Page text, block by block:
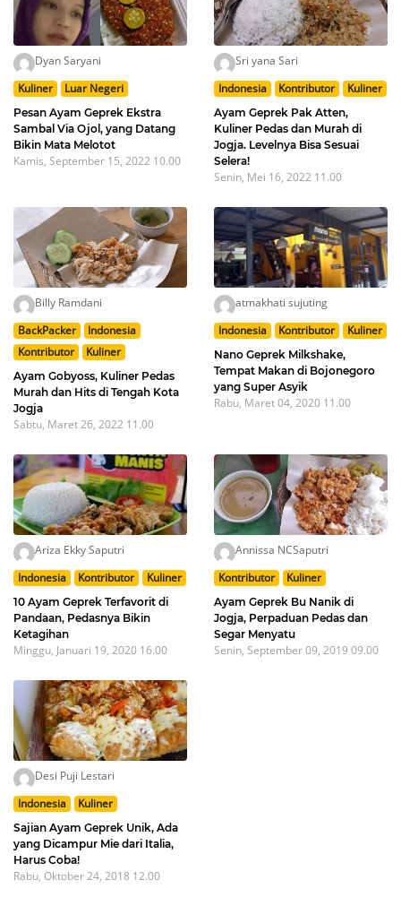
Dyan Saryani
Kuliner
Luar Negeri
Pesan Ayam Geprek Ekstra
Sambal Via Ojol, yang Datang
Bikin Mata Melotot
Kamis, September 15, 2022 10.00
Sri yana Sari
Indonesia
Kontributor Kuliner
Ayam Geprek Pak Atten,
Kuliner Pedas dan Murah di
Jogja. Levelnya Bisa Sesuai
Selera!
Senin, Mei 16, 2022 11.00
Billy Ramdani
BackPacker
Indonesia
Kontributor
Kuliner
Ayam Gobyoss, Kuliner Pedas
Murah dan Hits di Tengah Kota
Jogja
Sabtu, Maret 26, 2022 11.00
atmakhati sujuting
Indonesia
Kontributor Kuliner
Nano Geprek Milkshake,
Tempat Makan di Bojonegoro
yang Super Asyik
Rabu, Maret 04, 2020 11.00
Ariza Ekky Saputri
Indonesia
Kontributor Kuliner
10 Ayam Geprek Terfavorit di
Pandaan, Pedasnya Bikin
Ketagihan
Minggu, Januari 19, 2020 16.00
Annissa NCSaputri
Kontributor
Kuliner
Ayam Geprek Bu Nanik di
Jogja, Perpaduan Pedas dan
Segar Menyatu
Senin, September 09, 2019 09.00
Desi Puji Lestari
Indonesia
Kuliner
Sajian Ayam Geprek Unik, Ada
yang Dicampur Mie dari Italia,
Harus Coba!
Rabu, Oktober 24, 2018 12.00